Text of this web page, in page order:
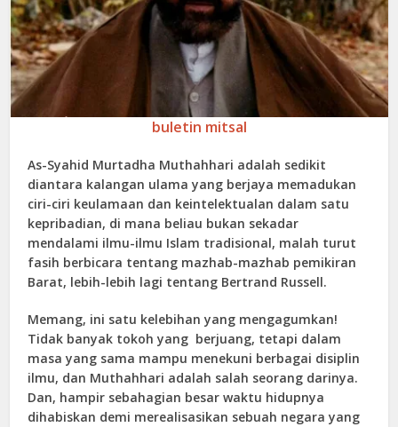
buletin mitsal
As-Syahid Murtadha Muthahhari adalah sedikit
diantara kalangan ulama yang berjaya memadukan
ciri-ciri keulamaan dan keintelektualan dalam satu
kepribadian, di mana beliau bukan sekadar
mendalami ilmu-ilmu Islam tradisional, malah turut
fasih berbicara tentang mazhab-mazhab pemikiran
Barat, lebih-lebih lagi tentang Bertrand Russell.
Memang, ini satu kelebihan yang mengagumkan!
Tidak banyak tokoh yang berjuang, tetapi dalam
masa yang sama mampu menekuni berbagai disiplin
ilmu, dan Muthahhari adalah salah seorang darinya.
Dan, hampir sebahagian besar waktu hidupnya
dihabiskan demi merealisasikan sebuah negara yang